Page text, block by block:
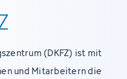
(DKFZ) ist mit
und Mitarbeitern die